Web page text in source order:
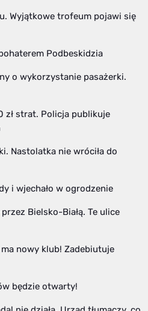
Wyjątkowe trofeum pojawi się
Podbeskidzia
o wykorzystanie pasażerki.
zł strat. Policja publikuje
Nastolatka nie wróciła do
i wjechało w ogrodzenie
Bielsko-Białą. Te ulice
nowy klub! Zadebiutuje
będzie otwarty!